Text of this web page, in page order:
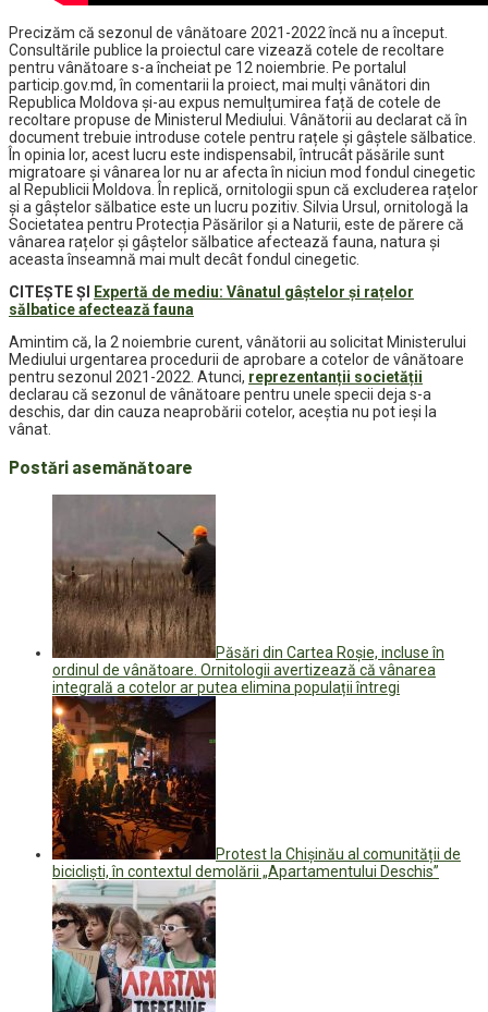
Precizăm că sezonul de vânătoare 2021-2022 încă nu a început.
Consultările publice la proiectul care vizează cotele de recoltare
pentru vânătoare s-a încheiat pe 12 noiembrie. Pe portalul
particip.gov.md, în comentarii la proiect, mai mulți vânători din
Republica Moldova și-au expus nemulțumirea față de cotele de
recoltare propuse de Ministerul Mediului. Vânătorii au declarat că în
document trebuie introduse cotele pentru rațele și gâștele sălbatice.
În opinia lor, acest lucru este indispensabil, întrucât păsările sunt
migratoare și vânarea lor nu ar afecta în niciun mod fondul cinegetic
al Republicii Moldova. În replică, ornitologii spun că excluderea rațelor
și a gâștelor sălbatice este un lucru pozitiv. Silvia Ursul, ornitologă la
Societatea pentru Protecția Păsărilor și a Naturii, este de părere că
vânarea rațelor și gâștelor sălbatice afectează fauna, natura și
aceasta înseamnă mai mult decât fondul cinegetic.
CITEȘTE ȘI
Expertă de mediu: Vânatul gâștelor și rațelor
sălbatice afectează fauna
Amintim că, la 2 noiembrie curent, vânătorii au solicitat Ministerului
Mediului urgentarea procedurii de aprobare a cotelor de vânătoare
pentru sezonul 2021-2022. Atunci, reprezentanții societății
declarau că sezonul de vânătoare pentru unele specii deja s-a
deschis, dar din cauza neaprobării cotelor, aceștia nu pot ieși la
vânat.
Postări asemănătoare
Păsări din Cartea Roșie, incluse în
ordinul de vânătoare. Ornitologii avertizează că vânarea
integrală a cotelor ar putea elimina populații întregi
Protest la Chișinău al comunității de
bicicliști, în contextul demolării „Apartamentului Deschis”